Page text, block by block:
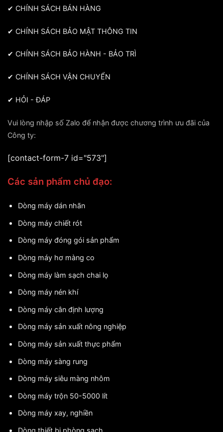
✔ CHÍNH SÁCH BÁN HÀNG
✔ CHÍNH SÁCH BẢO MẬT THÔNG TIN
✔ CHÍNH SÁCH BẢO HÀNH - BẢO TRÌ
✔ CHÍNH SÁCH VẬN CHUYỂN
✔ HỎI - ĐÁP
Vui lòng nhập số Zalo để nhận được chương trình ưu đãi của
Công ty:
[contact-form-7 id="573"]
Các sản phẩm chủ đạo:
Dòng máy dán nhãn
Dòng máy chiết rót
Dòng máy đóng gói sản phẩm
Dòng máy hơ màng co
Dòng máy làm sạch chai lọ
Dòng máy nén khí
Dòng máy cân định lượng
Dòng máy sản xuất nông nghiệp
Dòng máy sản xuất thực phẩm
Dòng máy sàng rung
Dòng máy siêu màng nhôm
Dòng máy trộn 50-5000 lít
Dòng máy xay, nghiền
Dòng thiết bị phòng sạch